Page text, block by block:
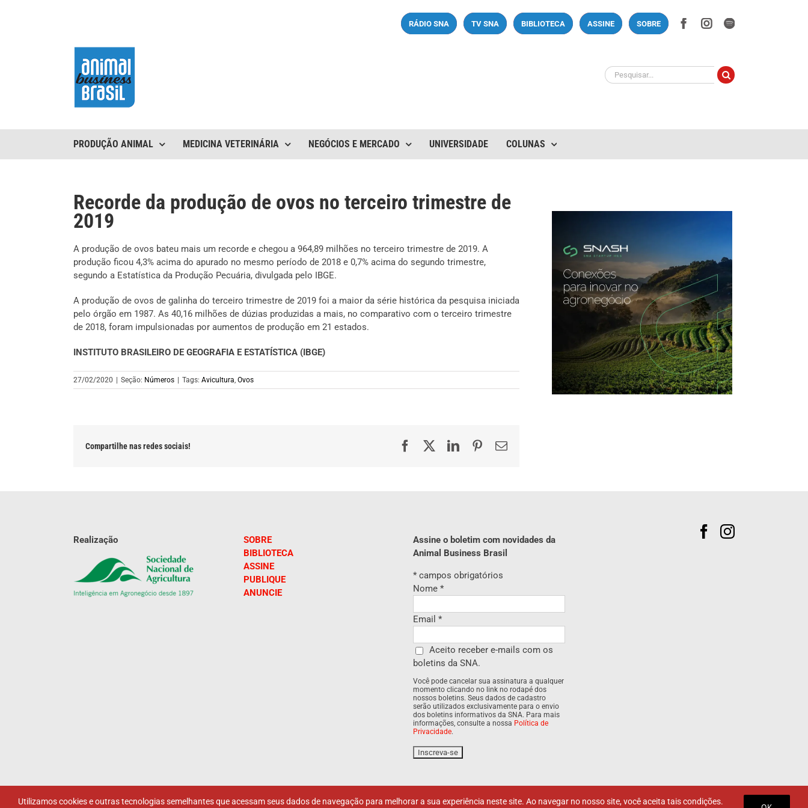
RÁDIO SNA TV SNA BIBLIOTECA ASSINE SOBRE Facebook
Instagram
Spotify
Buscar
resultados
PRODUÇÃO ANIMAL MEDICINA VETERINÁRIA NEGÓCIOS E MERCADO UNIVERSIDADE COLUNAS
Recorde da produção de ovos no terceiro trimestre de
2019
A produção de ovos bateu mais um recorde e chegou a 964,89 milhões no terceiro trimestre de 2019. A
produção ficou 4,3% acima do apurado no mesmo período de 2018 e 0,7% acima do segundo trimestre,
segundo a Estatística da Produção Pecuária, divulgada pelo IBGE.
A produção de ovos de galinha do terceiro trimestre de 2019 foi a maior da série histórica da pesquisa iniciada
pelo órgão em 1987. As 40,16 milhões de dúzias produzidas a mais, no comparativo com o terceiro trimestre
de 2018, foram impulsionadas por aumentos de produção em 21 estados.
INSTITUTO BRASILEIRO DE GEOGRAFIA E ESTATÍSTICA (IBGE)
27/02/2020 Seção: Números Tags: Avicultura, Ovos
Compartilhe nas redes sociais! FacebookLinkedInPinterest
E-
Realização
SOBRE
BIBLIOTECA
ASSINE
PUBLIQUE
ANUNCIE
Assine o boletim com novidades da
Animal Business Brasil
* campos obrigatórios
Nome *
Email *
Aceito receber e-mails com os
boletins da SNA.
Você pode cancelar sua assinatura a qualquer
momento clicando no link no rodapé dos
nossos boletins. Seus dados de cadastro
serão utilizados exclusivamente para o envio
dos boletins informativos da SNA. Para mais
informações, consulte a nossa Política de
Privacidade.
Utilizamos cookies e outras tecnologias semelhantes que acessam seus dados de navegação para melhorar a sua experiência neste site. Ao navegar no nosso site, você aceita tais condições.